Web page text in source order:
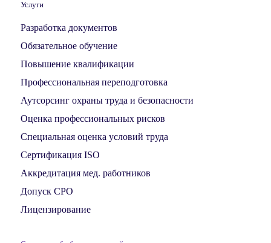
Услуги
Разработка документов
Обязательное обучение
Повышение квалификации
Профессиональная переподготовка
Аутсорсинг охраны труда и безопасности
Оценка профессиональных рисков
Специальная оценка условий труда
Сертификация ISO
Аккредитация мед. работников
Допуск СРО
Лицензирование